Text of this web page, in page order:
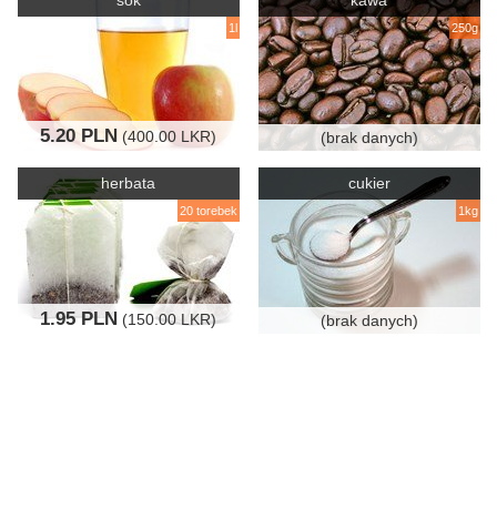
1l
5.20 PLN (400.00 LKR)
250g
(brak danych)
herbata
20 torebek
1.95 PLN (150.00 LKR)
cukier
1kg
(brak danych)